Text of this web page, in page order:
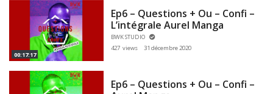
00:17:17
Ep6 – Questions + Ou – Confi –
L’intégrale Aurel Manga
BWK STUDIO
427 views
31 décembre 2020
Ep6 – Questions + Ou – Confi –